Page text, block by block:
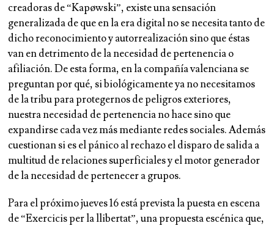
creadoras de “Kapøwski”, existe una sensación
generalizada de que en la era digital no se necesita tanto de
dicho reconocimiento y autorrealización sino que éstas
van en detrimento de la necesidad de pertenencia o
afiliación. De esta forma, en la compañía valenciana se
preguntan por qué, si biológicamente ya no necesitamos
de la tribu para protegernos de peligros exteriores,
nuestra necesidad de pertenencia no hace sino que
expandirse cada vez más mediante redes sociales. Además
cuestionan si es el pánico al rechazo el disparo de salida a
multitud de relaciones superficiales y el motor generador
de la necesidad de pertenecer a grupos.
Para el próximo jueves 16 está prevista la puesta en escena
de “Exercicis per la llibertat”, una propuesta escénica que,